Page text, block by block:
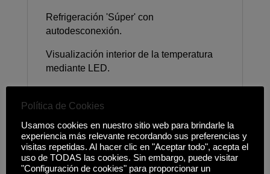
Refrigeración 'Súper' con
autodesconexión.
Visualización interior de la temperatura
mediante LED.
automática en refrigerador.
Sistema ExtraVentilation.
Apertura de puerta a la izquierda, puertas
reversibles.
Política de Cookies
Usamos cookies en nuestro sitio web para brindarle la
experiencia más relevante recordando sus preferencias y
visitas repetidas. Al hacer clic en "Aceptar todo", acepta el
uso de TODAS las cookies. Sin embargo, puede visitar
"Configuración de cookies" para proporcionar un